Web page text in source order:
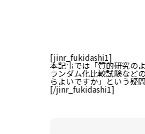
[jinr_fukidashi1]
本記事では「質的研究の
ランダム化比較試験など
らよいですか」という疑
[/jinr_fukidashi1]